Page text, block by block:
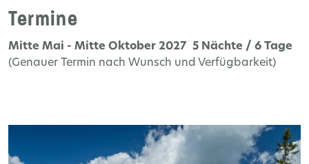
Termine
Mitte Mai - Mitte Oktober 2027 5 Nächte / 6 Tage
(Genauer Termin nach Wunsch und Verfügbarkeit)